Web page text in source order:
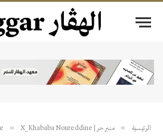
الرئيسية » منبر حر | Tribune libre » X_Khababa Noureddine